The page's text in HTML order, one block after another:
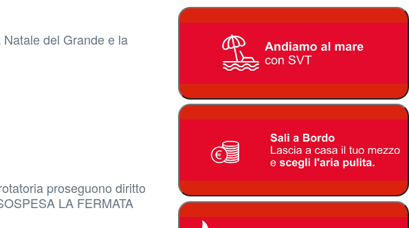
del Grande e la
proseguono diritto
LA FERMATA